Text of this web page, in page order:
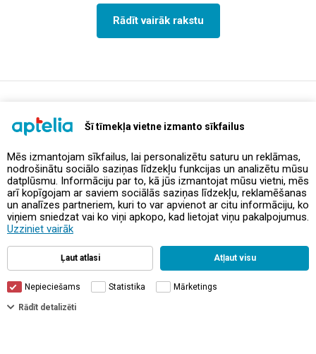
Šī tīmekļa vietne izmanto sīkfailus
Mēs izmantojam sīkfailus, lai personalizētu saturu un reklāmas,
nodrošinātu sociālo saziņas līdzekļu funkcijas un analizētu mūsu
datplūsmu. Informāciju par to, kā jūs izmantojat mūsu vietni, mēs
arī kopīgojam ar saviem sociālās saziņas līdzekļu, reklamēšanas
un analīzes partneriem, kuri to var apvienot ar citu informāciju, ko
viņiem sniedzat vai ko viņi apkopo, kad lietojat viņu pakalpojumus.
Uzziniet vairāk
Ļaut atlasi Atļaut visu
Nepieciešams Statistika Mārketings
Rādīt detalizēti
Rādīt vairāk rakstu
Piedāvājumi un akcijas
Kontakti